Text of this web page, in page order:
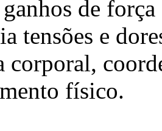
de
tensões e
corporal,
físico.